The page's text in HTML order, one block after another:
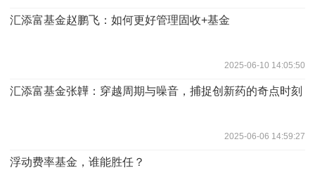
汇添富基金赵鹏飞：如何更好管理固收+基金
2025-06-10 14:05:50
汇添富基金张韡：穿越周期与噪音，捕捉创新药的奇点时刻
2025-06-06 14:59:27
浮动费率基金，谁能胜任？